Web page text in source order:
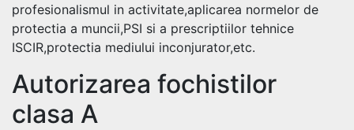
profesionalismul in activitate,aplicarea normelor de
protectia a muncii,PSI si a prescriptiilor tehnice
ISCIR,protectia mediului inconjurator,etc.
Autorizarea fochistilor
clasa A